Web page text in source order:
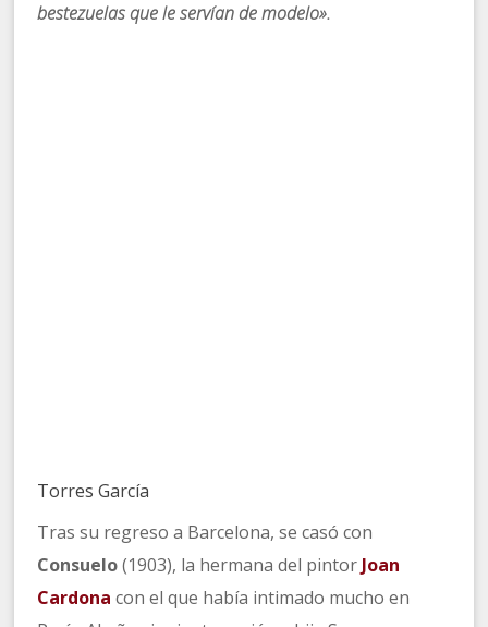
bestezuelas que le servían de modelo».
Torres García
Tras su regreso a Barcelona, se casó con
Consuelo(1903), la hermana del pintor Joan
Cardona con el que había intimado mucho en